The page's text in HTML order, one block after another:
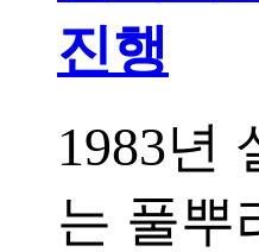
진행
1983년
는 풀뿌